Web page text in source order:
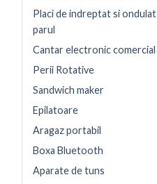
Placi de indreptat si ondulat
parul
Cantar electronic comercial
Perii Rotative
Sandwich maker
Epilatoare
Aragaz portabil
Boxa Bluetooth
Aparate de tuns